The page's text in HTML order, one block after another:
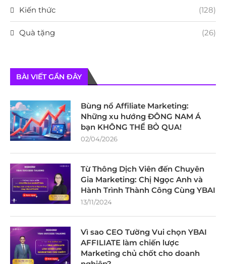
Kiến thức (128)
Quà tặng (26)
BÀI VIẾT GẦN ĐÂY
Bùng nổ Affiliate Marketing:
Những xu hướng ĐÔNG NAM Á
bạn KHÔNG THỂ BỎ QUA!
02/04/2026
Từ Thông Dịch Viên đến Chuyên
Gia Marketing: Chị Ngọc Anh và
Hành Trình Thành Công Cùng YBAI
13/11/2024
Vì sao CEO Tường Vui chọn YBAI
AFFILIATE làm chiến lược
Marketing chủ chốt cho doanh